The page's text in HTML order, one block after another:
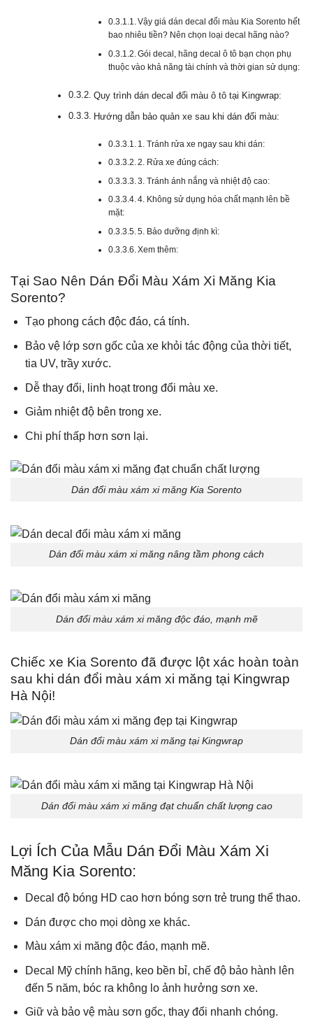
Vậy giá dán decal đổi màu Kia Sorento hết
bao nhiêu tiền? Nên chọn loại decal hãng nào?
Gói decal, hãng decal ô tô bạn chọn phụ
thuộc vào khả năng tài chính và thời gian sử dụng:
Quy trình dán decal đổi màu ô tô tại Kingwrap:
Hướng dẫn bảo quản xe sau khi dán đổi màu:
1. Tránh rửa xe ngay sau khi dán:
2. Rửa xe đúng cách:
3. Tránh ánh nắng và nhiệt độ cao:
4. Không sử dụng hóa chất mạnh lên bề
mặt:
5. Bảo dưỡng định kì:
Xem thêm:
Tại Sao Nên Dán Đổi Màu Xám Xi Măng Kia
Sorento?
Tạo phong cách độc đáo, cá tính.
Bảo vệ lớp sơn gốc của xe khỏi tác động của thời tiết,
tia UV, trầy xước.
Dễ thay đổi, linh hoạt trong đổi màu xe.
Giảm nhiệt độ bên trong xe.
Chi phí thấp hơn sơn lại.
Dán đổi màu xám xi măng Kia Sorento
Dán đổi màu xám xi măng nâng tầm phong cách
Dán đổi màu xám xi măng độc đáo, mạnh mẽ
Chiếc xe Kia Sorento đã được lột xác hoàn toàn
sau khi dán đổi màu xám xi măng tại Kingwrap
Hà Nội!
Dán đổi màu xám xi măng tại Kingwrap
Dán đổi màu xám xi măng đạt chuẩn chất lượng cao
Lợi Ích Của Mẫu Dán Đổi Màu Xám Xi
Măng Kia Sorento:
Decal độ bóng HD cao hơn bóng sơn trẻ trung thể thao.
Dán được cho mọi dòng xe khác.
Màu xám xi măng độc đáo, mạnh mẽ.
Decal Mỹ chính hãng, keo bền bỉ, chế độ bảo hành lên
đến 5 năm, bóc ra không lo ảnh hưởng sơn xe.
Giữ và bảo vệ màu sơn gốc, thay đổi nhanh chóng.